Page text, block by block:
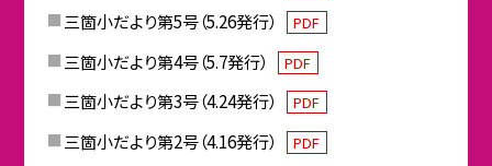
三箇小だより第5号（5.26発行）
PDF
三箇小だより第4号（5.7発行） PDF
三箇小だより第3号（4.24発行） PDF
三箇小だより第2号（4.16発行） PDF